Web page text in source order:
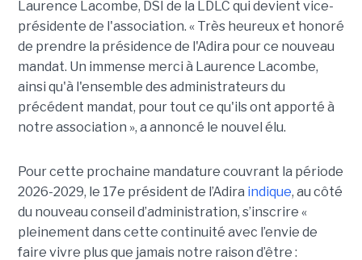
Laurence Lacombe, DSI de la LDLC qui devient vice-
présidente de l'association. « Très heureux et honoré
de prendre la présidence de l'Adira pour ce nouveau
mandat. Un immense merci à Laurence Lacombe,
ainsi qu'à l'ensemble des administrateurs du
précédent mandat, pour tout ce qu'ils ont apporté à
notre association », a annoncé le nouvel élu.
Pour cette prochaine mandature couvrant la période
2026-2029, le 17e président de l’Adira indique, au côté
du nouveau conseil d’administration, s’inscrire «
pleinement dans cette continuité avec l’envie de
faire vivre plus que jamais notre raison d’être :